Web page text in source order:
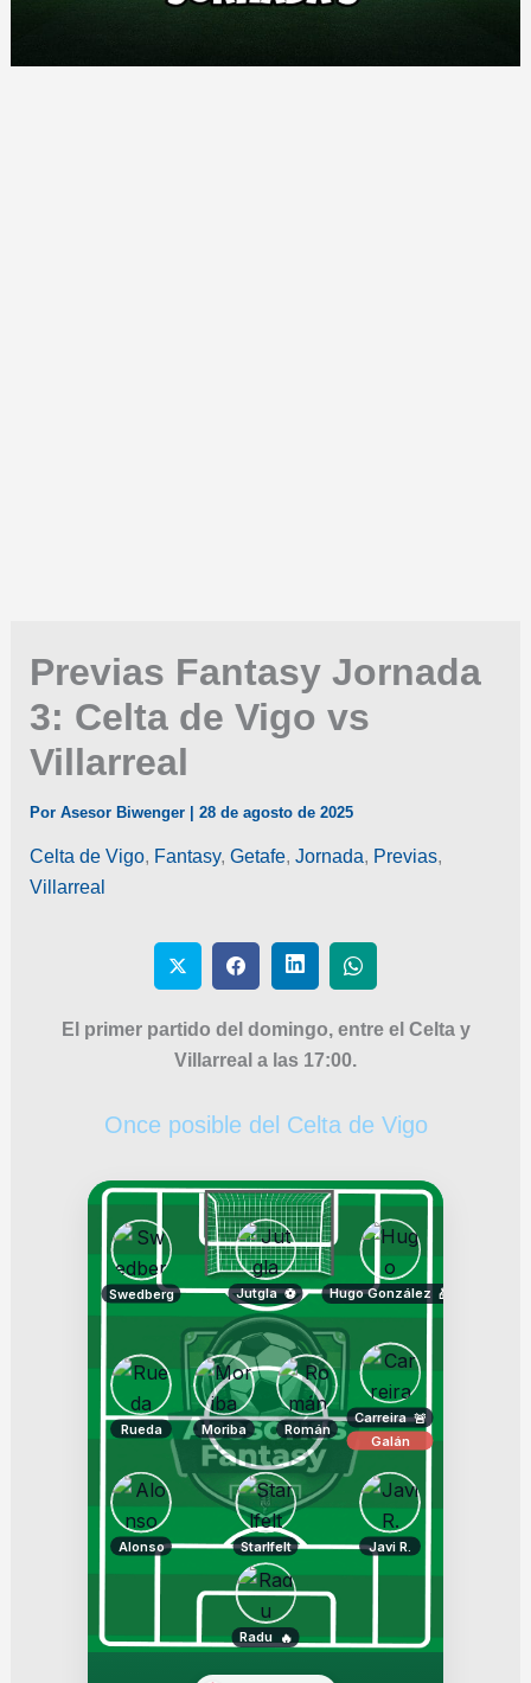
Previas Fantasy Jornada
3: Celta de Vigo vs
Villarreal
Por Asesor Biwenger 28 de agosto de 2025
Celta de Vigo, Fantasy, Getafe, Jornada, Previas,
Villarreal
El primer partido del domingo, entre el Celta y
Villarreal a las 17:00.
Once posible del Celta de Vigo
Radu 🔥
Alonso Starlfelt Javi R.
Rueda Moriba Román
Carreira 🚨
Galán
Swedberg Jutgla ⚽ Hugo González 🎁